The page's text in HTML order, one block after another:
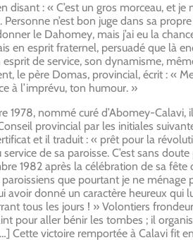
disant : « C’est un gros morceau, et
n’est bon juge dans sa
le Dahomey, mais j’ai eu la
en esprit fraternel, persuadé que là
de service, son dynamisme,
le père Domas, provincial, écrit : «
à l’imprévu, ton humour. »
1978, nommé curé d’Abomey-
provincial par les initiales
et il traduit : « prêt pour la
de sa paroisse. C’est sans
1982 après la célébration de sa
que pourtant je ne
avoir donné un caractère heureux qui
tous les jours ! » Volontiers
pour aller bénir les tombes ; il
Cette victoire remportée à Calavi fit